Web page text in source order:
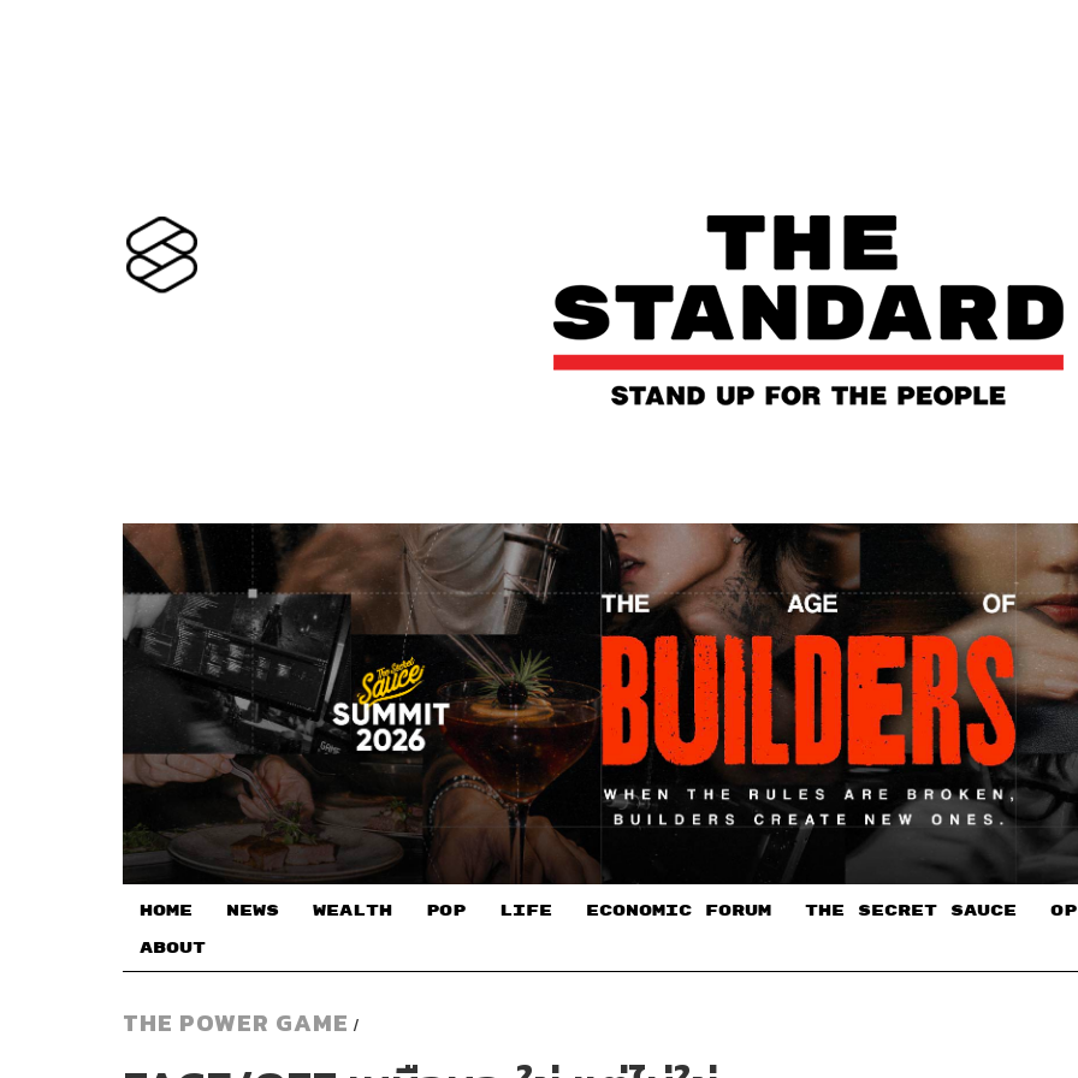
HOME NEWS WEALTH POP LIFE ECONOMIC FORUM THE SECRET SAUCE​
ABOUT
THE POWER GAME /